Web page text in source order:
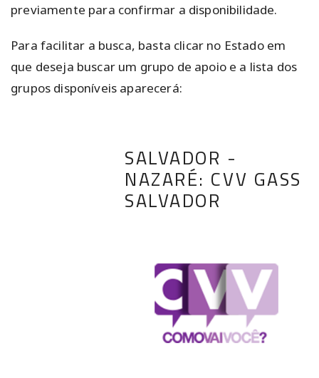
previamente para confirmar a disponibilidade.
Para facilitar a busca, basta clicar no Estado em
que deseja buscar um grupo de apoio e a lista dos
grupos disponíveis aparecerá:
SALVADOR -
NAZARÉ: CVV GASS
SALVADOR